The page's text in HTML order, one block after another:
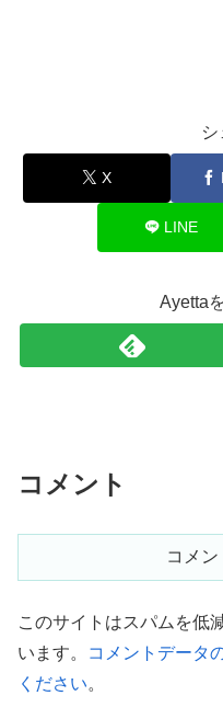
シ
X
LINE
Ayetta
コメント
コメ
このサイトはスパムを低
います。
コメントデータ
ください。